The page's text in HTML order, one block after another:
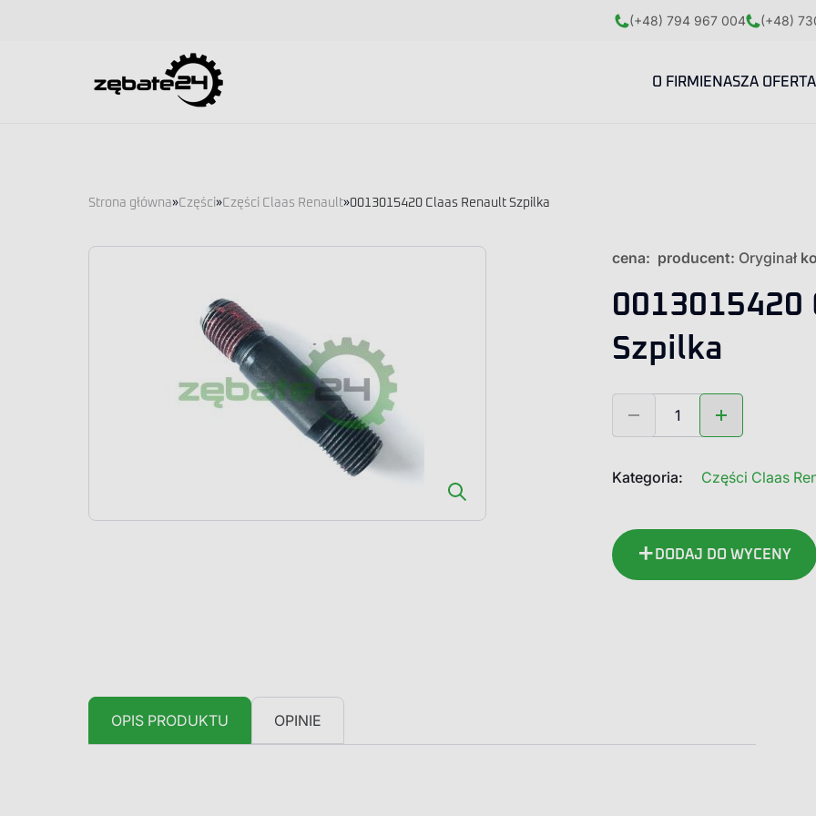
(+48) 794 967 004 (+48)
O FIRMIE NASZA OFERTA
Strona główna»Części»Części Claas Renault»0013015420 Claas Renault Szpilka
cena: producent: Oryginał
0013015420
Szpilka
0013015420
Renault
DODAJ DO WYCENY
Kategoria: Części Claas
OPIS PRODUKTU OPINIE